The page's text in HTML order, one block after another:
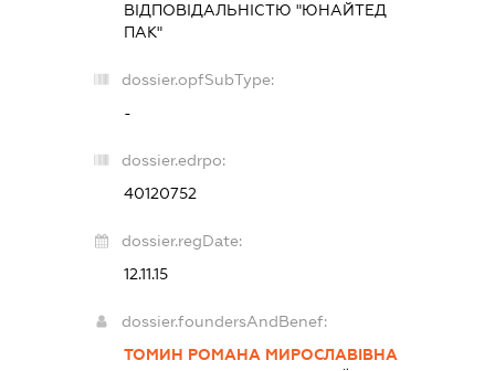
ВІДПОВІДАЛЬНІСТЮ "ЮНАЙТЕД
ПАК"
dossier.opfSubType:
-
dossier.edrpo:
40120752
dossier.regDate:
12.11.15
dossier.foundersAndBenef:
ТОМИН РОМАНА МИРОСЛАВІВНА